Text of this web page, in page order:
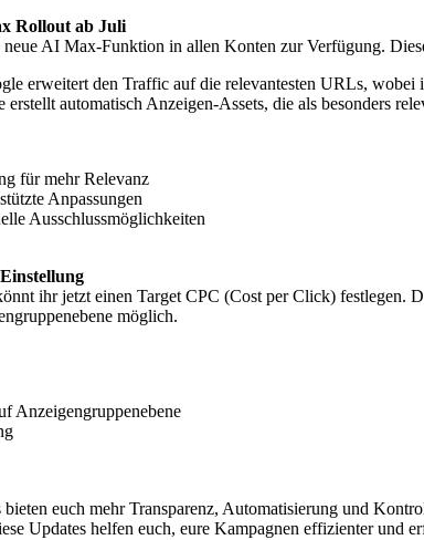
Rollout ab Juli
AI Max-Funktion in allen Konten zur Verfügung.
erweitert den Traffic auf die relevantesten URLs, wobei
erstellt automatisch Anzeigen-Assets, die als besonders
für mehr Relevanz
Anpassungen
Ausschlussmöglichkeiten
ihr jetzt einen Target CPC (Cost per Click)
möglich.
Anzeigengruppenebene
euch mehr Transparenz, Automatisierung und
Updates helfen euch, eure Kampagnen effizienter und